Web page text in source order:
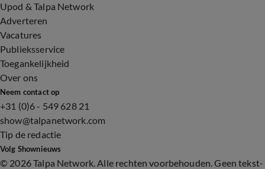
Upod & Talpa Network
Adverteren
Vacatures
Publieksservice
Toegankelijkheid
Over ons
Neem contact op
+31 (0)6 - 549 628 21
show@talpanetwork.com
Tip de redactie
Volg Shownieuws
© 2026 Talpa Network. Alle rechten voorbehouden. Geen tekst-